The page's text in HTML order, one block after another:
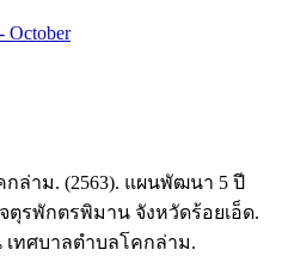
October
ล่าม. (2563). แผนพัฒนา 5 ปี
ตุรพักตรพิมาน จังหวัดร้อยเอ็ด.
เทศบาลตำบลโคกล่าม.